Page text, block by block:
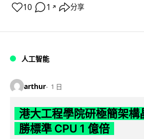
10 1 ↗ 分享
人工智能
arthur 1 日
港大工程學院研極簡架構
勝標準 CPU 1 億倍